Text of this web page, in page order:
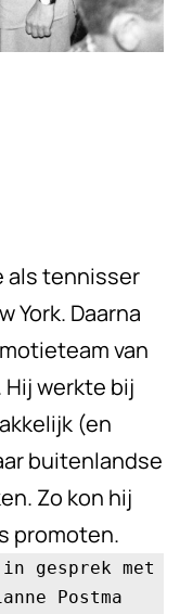
als tennisser
York. Daarna
van
Hij werkte bij
(en
buitenlandse
Zo kon hij
promoten.
gesprek met
Postma